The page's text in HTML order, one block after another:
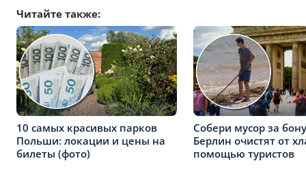
Читайте также:
10 самых красивых парков
Польши: локации и цены на
билеты (фото)
Собери мусор за
Берлин очистят от
помощью туристов